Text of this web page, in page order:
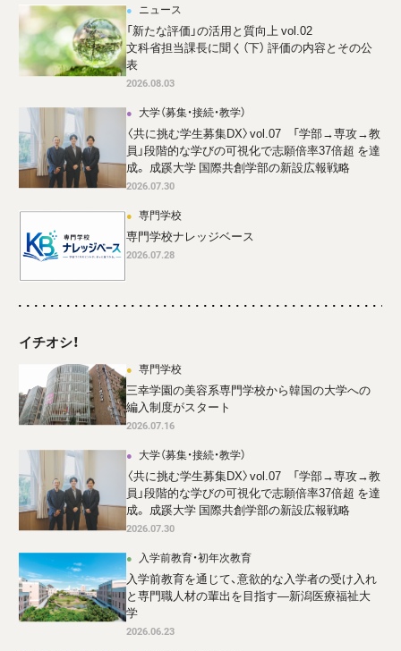
ニュース
「新たな評価」の活用と質向上 vol.02
文科省担当課長に聞く（下） 評価の内容とその公
表
2026.08.03
大学（募集・接続・教学）
〈共に挑む学生募集DX〉vol.07 「学部→専攻→教
員」段階的な学びの可視化で志願倍率37倍超 を達
成。 成蹊大学 国際共創学部の新設広報戦略
2026.07.30
専門学校
専門学校ナレッジベース
2026.07.28
イチオシ！
専門学校
三幸学園の美容系専門学校から韓国の大学への
編入制度がスタート
2026.07.16
大学（募集・接続・教学）
〈共に挑む学生募集DX〉vol.07 「学部→専攻→教
員」段階的な学びの可視化で志願倍率37倍超 を達
成。 成蹊大学 国際共創学部の新設広報戦略
2026.07.30
入学前教育・初年次教育
入学前教育を通じて、意欲的な入学者の受け入れ
と専門職人材の輩出を目指す―新潟医療福祉大
学
2026.06.23